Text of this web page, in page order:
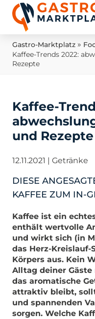
Gastro-Marktplatz »
Kaffee-Trends 2022:
Rezepte
Kaffee-
und Rezepte
12.11.2021 | Getränke
DIESE
KAFFEE ZUM IN-
Kaffee ist ein
enthält wertvolle
und wirkt sich (in
das Herz-Kreislauf-
Körpers aus. Kein
Alltag deiner
das aromatische
attraktiv bleibt,
und spannenden
sorgen. Welche